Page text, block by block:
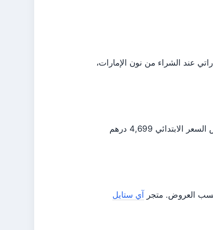
(256 جيجابايت) في دبي من 4,299 درهم إماراتي عند الشراء من نون الإمارات،
نفس السعر الابتدائي 4,699 درهم
حسب العروض. متجر
آي ستايل